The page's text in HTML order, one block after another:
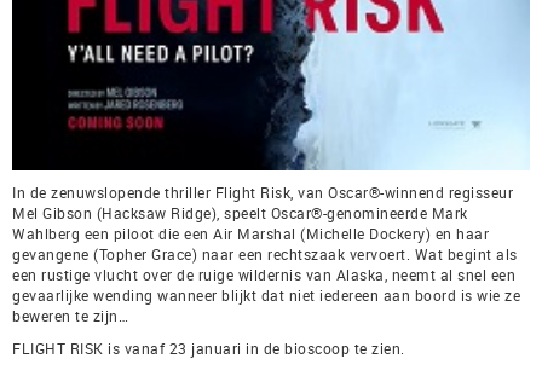
In de zenuwslopende thriller Flight Risk, van Oscar®-winnend regisseur
Mel Gibson (Hacksaw Ridge), speelt Oscar®-genomineerde Mark
Wahlberg een piloot die een Air Marshal (Michelle Dockery) en haar
gevangene (Topher Grace) naar een rechtszaak vervoert. Wat begint als
een rustige vlucht over de ruige wildernis van Alaska, neemt al snel een
gevaarlijke wending wanneer blijkt dat niet iedereen aan boord is wie ze
beweren te zijn…
FLIGHT RISK is vanaf 23 januari in de bioscoop te zien.